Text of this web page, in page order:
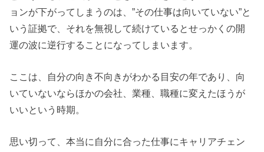
ョンが下がってしまうのは、”その仕事は向いていない”と
いう証拠で、それを無視して続けているとせっかくの開
運の波に逆行することになってしまいます。
ここは、自分の向き不向きがわかる目安の年であり、向
いていないならほかの会社、業種、職種に変えたほうが
いいという時期。
思い切って、本当に自分に合った仕事にキャリアチェン